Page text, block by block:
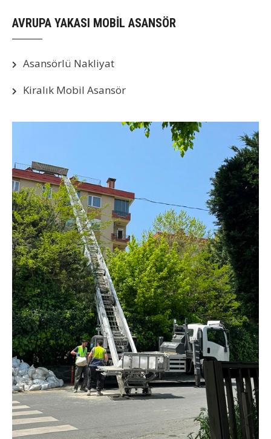
AVRUPA YAKASI MOBİL ASANSÖR
Asansörlü Nakliyat
Kiralık Mobil Asansör